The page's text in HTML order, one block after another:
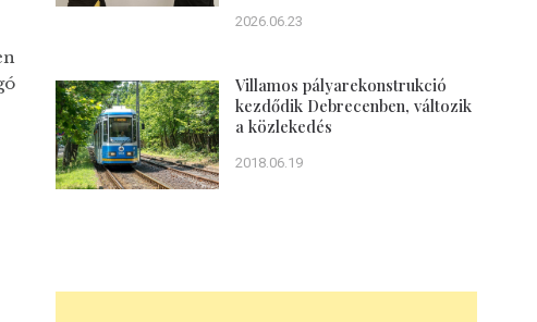
2026.06.23
Villamos pályarekonstrukció
kezdődik Debrecenben, változik
a közlekedés
2018.06.19